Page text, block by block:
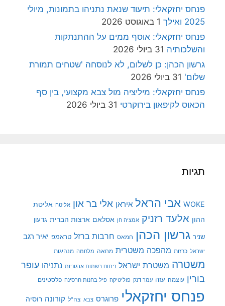
פנחס יחזקאלי: תיעוד שנאת נתניהו בתמונות, מיולי
2025 ואילך
1 באוגוסט 2026
פנחס יחזקאלי: אוסף ממים על ההתנתקות
והשלכותיה 31 ביולי 2026
גרשון הכהן: כן לשלום, לא לנוסחה 'שטחים תמורת
שלום' 31 ביולי 2026
פנחס יחזקאלי: מיליציה מול צבא מקצועי, בין סף
הכאוס לקיפאון בירוקרטי 31 ביולי 2026
תגיות
WOKE אבי הראל איראן אלי בר און אליטה אליטת
ההון אלעד רזניק אמציה חן אסלאם ארצות הברית גדעון
שניר גרשון הכהן חמאס חרבות ברזל טראמפ יאיר רגב
ישראל כרזות מהפכה משטרית מחאה מלחמה מנהיגות
משטרה משטרת ישראל ניתוח רשתות ארגוניות נתניהו עופר
בורין עוצמה עזה עמר דנק פוליטיקה פיל בחנות חרסינה פלסטינים
פנחס יחזקאלי פרוגרס צבא צה"ל קורונה רוסיה